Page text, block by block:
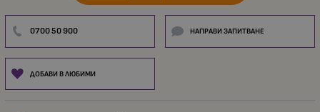
0700 50 900 НАПРАВИ ЗАПИТВАНЕ
ДОБАВИ В ЛЮБИМИ